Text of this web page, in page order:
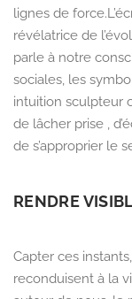
lignes de force.
révélatrice de
parle à notre
sociales, les
intuition sculpteur
de lâcher prise ,
de s’approprier le
RENDRE
Capter ces instants,
reconduisent à la